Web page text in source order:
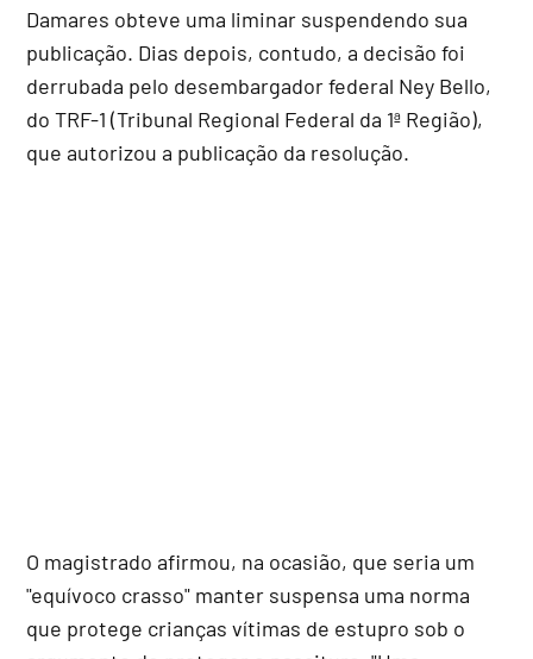
Damares obteve uma liminar suspendendo sua
publicação. Dias depois, contudo, a decisão foi
derrubada pelo desembargador federal Ney Bello,
do TRF-1 (Tribunal Regional Federal da 1ª Região),
que autorizou a publicação da resolução.
O magistrado afirmou, na ocasião, que seria um
"equívoco crasso" manter suspensa uma norma
que protege crianças vítimas de estupro sob o